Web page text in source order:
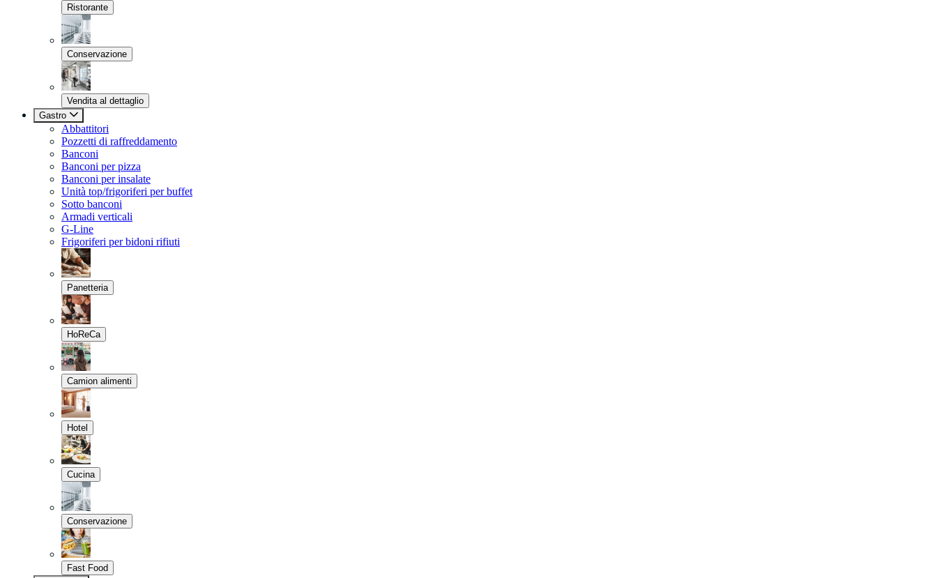
Ristorante
Conservazione
Vendita al dettaglio
Gastro
Abbattitori
Pozzetti di raffreddamento
Banconi
Banconi per pizza
Banconi per insalate
Unità top/frigoriferi per buffet
Sotto banconi
Armadi verticali
G-Line
Frigoriferi per bidoni rifiuti
Panetteria
HoReCa
Camion alimenti
Hotel
Cucina
Conservazione
Fast Food